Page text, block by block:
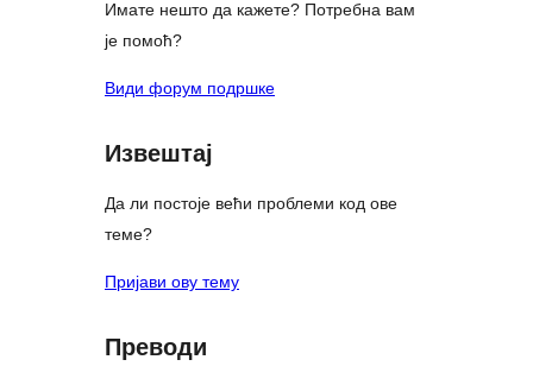
Имате нешто да кажете? Потребна вам
је помоћ?
Види форум подршке
Извештај
Да ли постоје већи проблеми код ове
теме?
Пријави ову тему
Преводи